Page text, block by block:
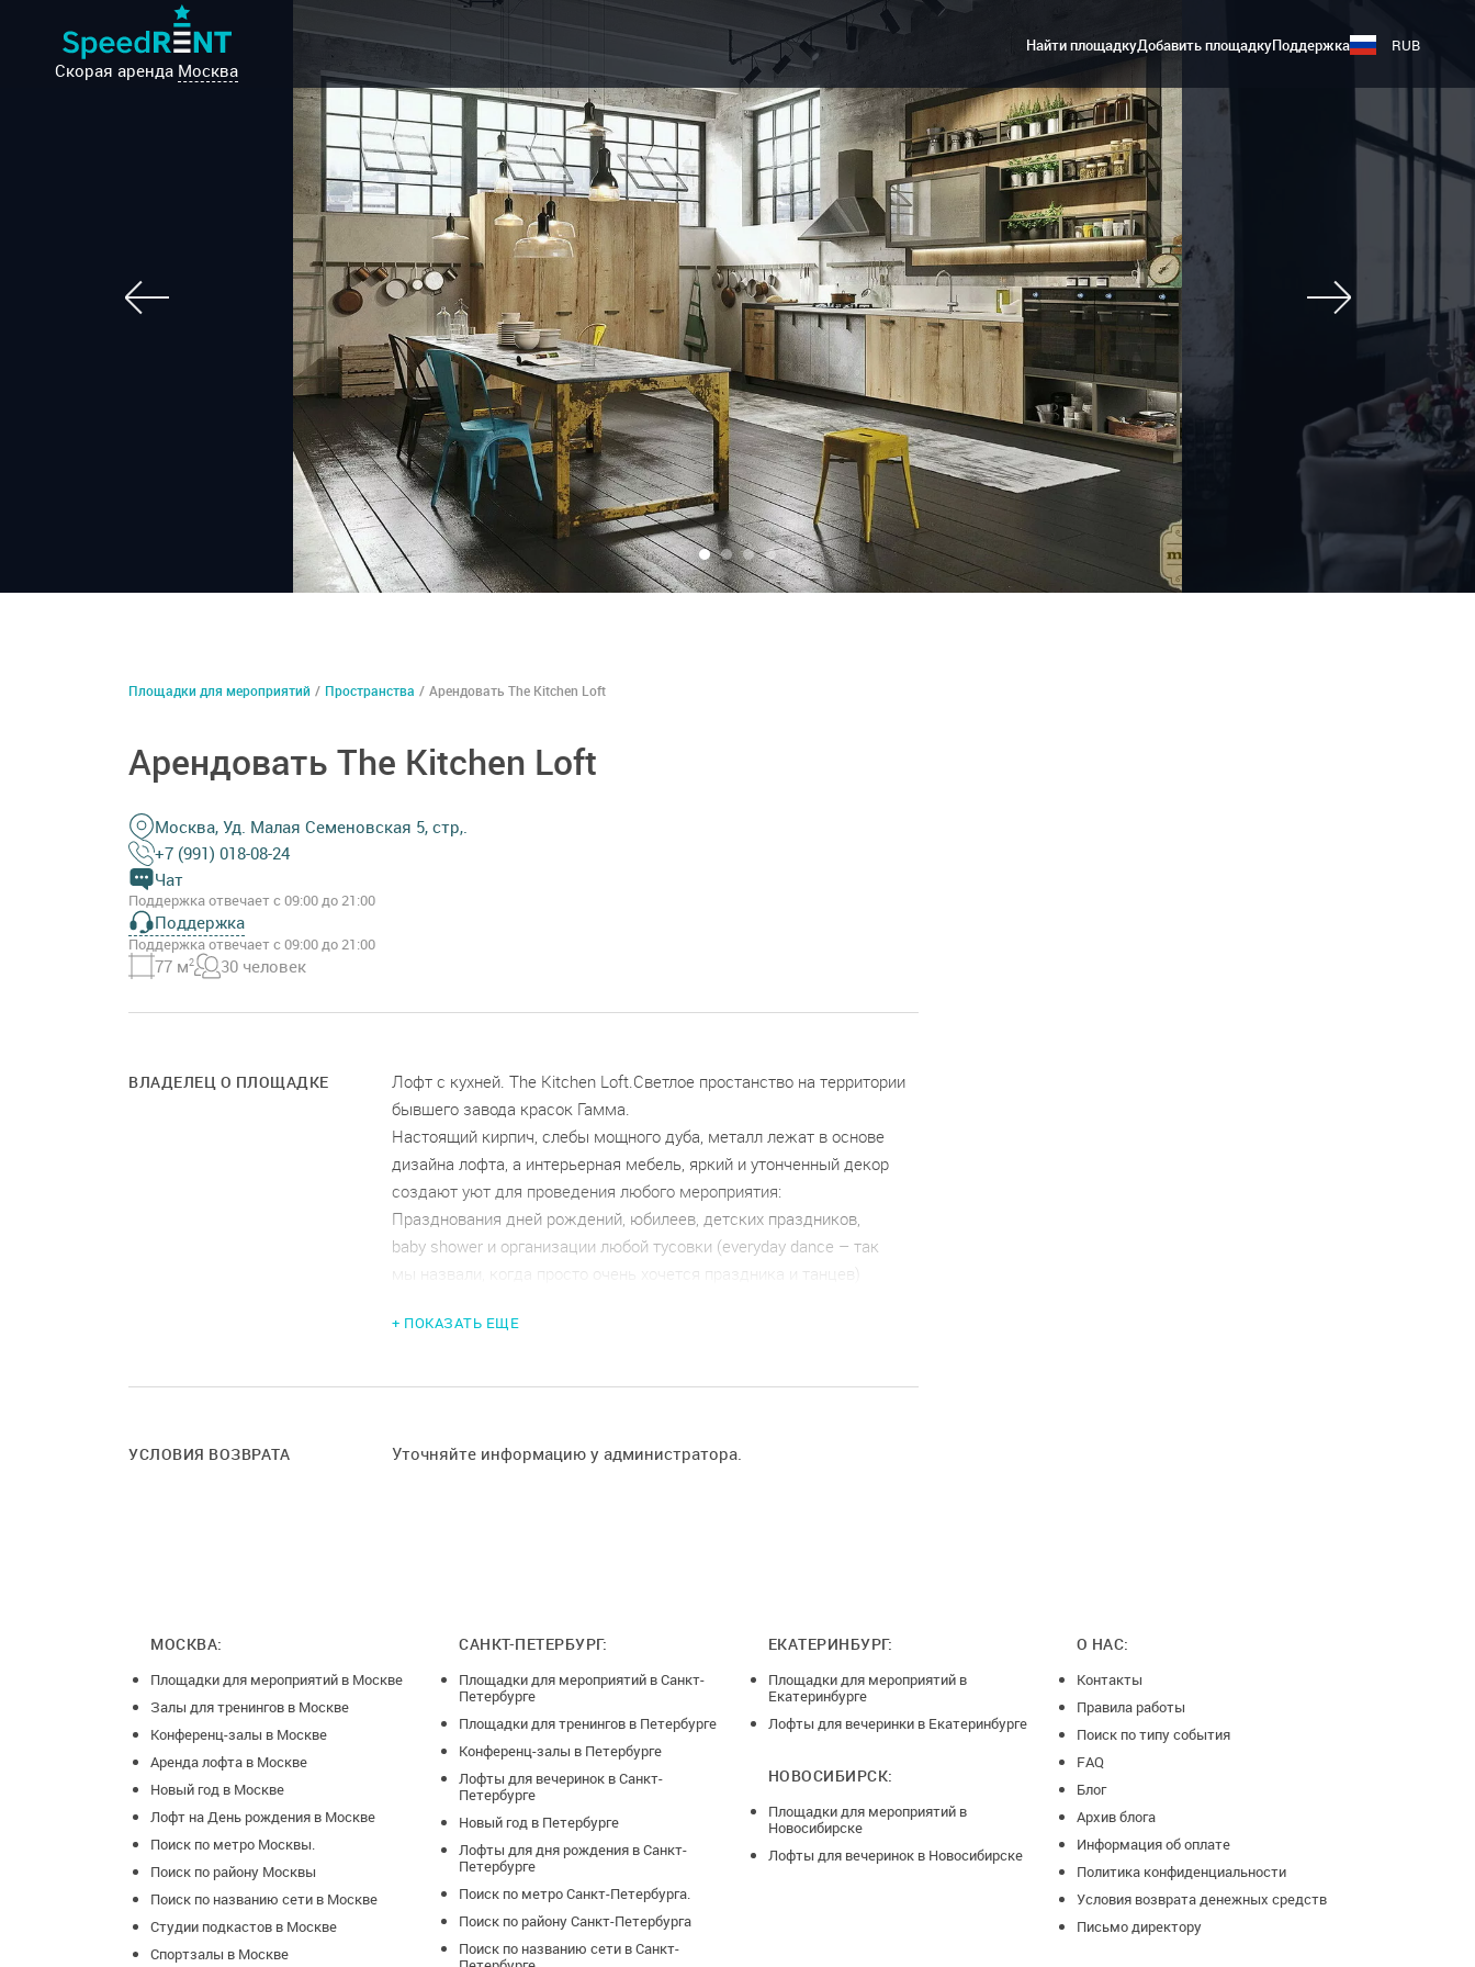
Скорая аренда Москва
Найти площадкуДобавить площадкуПоддержка RUB
Площадки для мероприятий / Пространства / Арендовать The Kitchen Loft
Арендовать The Kitchen Loft
Москва, Уд. Малая Семеновская 5, стр,.
+7 (991) 018-08-24
Чат
Поддержка отвечает с 09:00 до 21:00
Поддержка
Поддержка отвечает с 09:00 до 21:00
77 м2 30 человек
ВЛАДЕЛЕЦ О ПЛОЩАДКЕ
Лофт с кухней. The Kitchen Loft.Светлое простанство на территории
бывшего завода красок Гамма.
Настоящий кирпич, слебы мощного дуба, металл лежат в основе
дизайна лофта, а интерьерная мебель, яркий и утонченный декор
создают уют для проведения любого мероприятия:
Празднования дней рождений, юбилеев, детских праздников,
baby shower и организации любой тусовки (everyday dance – так
мы назвали, когда просто очень хочется праздника и танцев)
Организация кружков, встреч по интересам, рабочих презентаций
Проведение мастер-классов, болошиных ярмарок, мини выставок
+ ПОКАЗАТЬ ЕЩЕ
УСЛОВИЯ ВОЗВРАТА Уточняйте информацию у администратора.
МОСКВА:
Площадки для мероприятий в Москве
Залы для тренингов в Москве
Конференц-залы в Москве
Аренда лофта в Москве
Новый год в Москве
Лофт на День рождения в Москве
Поиск по метро Москвы.
Поиск по району Москвы
Поиск по названию сети в Москве
Студии подкастов в Москве
Спортзалы в Москве
САНКТ-ПЕТЕРБУРГ:
Площадки для мероприятий в Санкт-
Петербурге
Площадки для тренингов в Петербурге
Конференц-залы в Петербурге
Лофты для вечеринок в Санкт-
Петербурге
Новый год в Петербурге
Лофты для дня рождения в Санкт-
Петербурге
Поиск по метро Санкт-Петербурга.
Поиск по району Санкт-Петербурга
Поиск по названию сети в Санкт-
ЕКАТЕРИНБУРГ:
Площадки для мероприятий в
Екатеринбурге
Лофты для вечеринки в Екатеринбурге
НОВОСИБИРСК:
Площадки для мероприятий в
Новосибирске
Лофты для вечеринок в Новосибирске
О НАС:
Контакты
Правила работы
Поиск по типу события
FAQ
Блог
Архив блога
Информация об оплате
Политика конфиденциальности
Условия возврата денежных средств
Письмо директору